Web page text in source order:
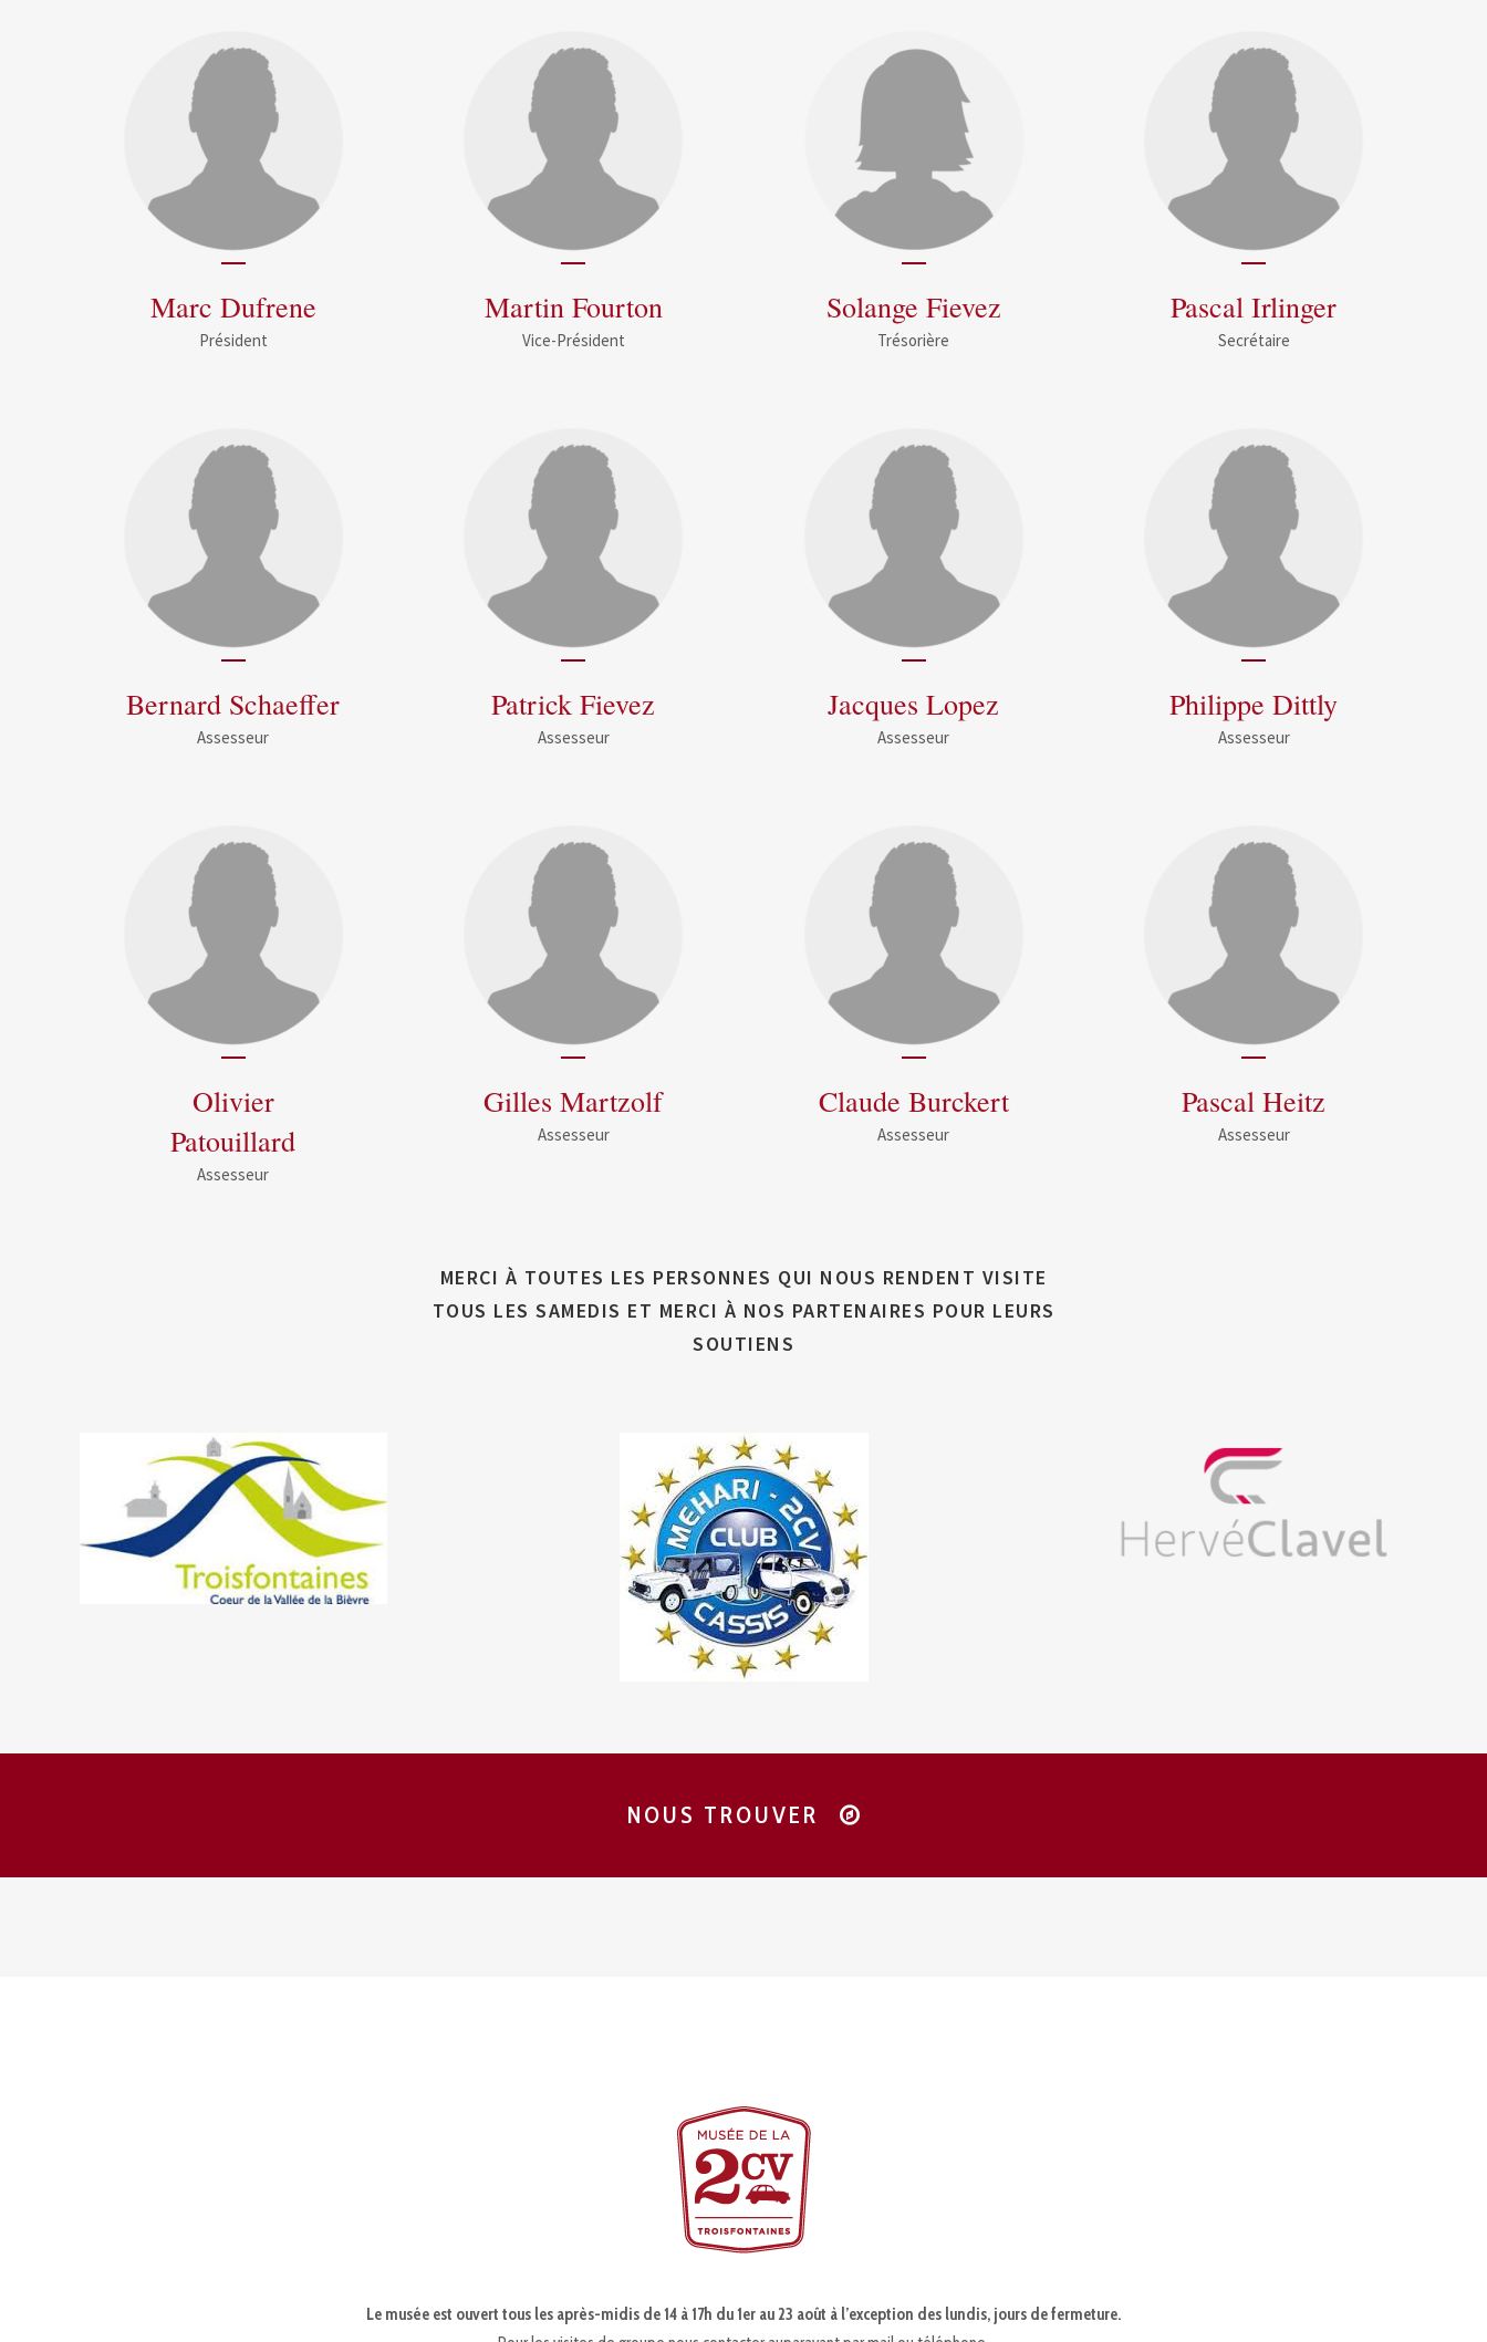
Marc Dufrene
Président
Martin Fourton
Vice-Président
Solange Fievez
Trésorière
Pascal Irlinger
Secrétaire
Bernard Schaeffer
Assesseur
Patrick Fievez
Assesseur
Jacques Lopez
Assesseur
Philippe Dittly
Assesseur
Olivier
Patouillard
Assesseur
Gilles Martzolf
Assesseur
Claude Burckert
Assesseur
Pascal Heitz
Assesseur
MERCI À TOUTES LES PERSONNES QUI NOUS RENDENT VISITE
TOUS LES SAMEDIS ET MERCI À NOS PARTENAIRES POUR LEURS
SOUTIENS
NOUS TROUVER
Le musée est ouvert tous les après-midis de 14 à 17h du 1er au 23 août à l’exception des lundis, jours de fermeture.